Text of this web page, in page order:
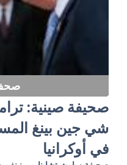
صحيفة صينية:
شي جين بينغ
في أوكرانيا